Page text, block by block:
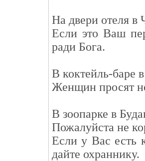
На двери отеля в
Если это Ваш
ради Бога.
В коктейль-баре
Женщин просят
В зоопарке в
Пожалуйста не
Если у Вас есть
дайте охраннику.